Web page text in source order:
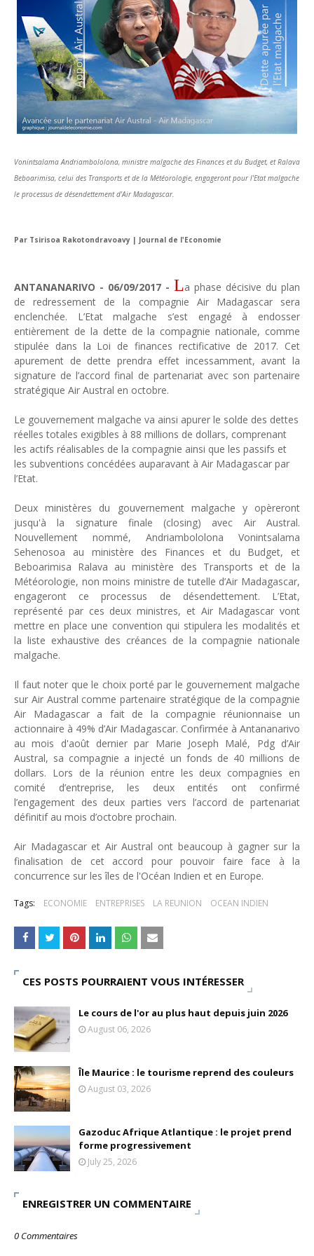
Tsirisoa Edition-Jul 15 2026
Jeux vidéo : Supercell parie sur les studios africains
Unknown-
Jul 13 2026
Intelligence artificielle : le "Sud global" joue sa partition
Unknown
Jul 06 2026
Chine : des investissements à l'étranger plus encadrés
Jul 01 2026
Economie hôtelière : la connectivité comme levier
Unknown-Jun 27 2026
Jun 22 2026
Neutralité carbone : les "Iles Vanille" poussent leurs pions
Unknown-Jun 18 2026
Course à l'IA : Meta envisage une importante levée de fonds
Banques centrales : indépendantes jusqu'où ?
VTC : Yango Group veut accélérer en Afrique
Unknown
- May 22 2026
Marques françaises : Chanel aux sommets de la
Tsirisoa Edition-May 13 2026
Art et médias sociaux : à l'ère de la "présence ciblée"
Unknown-May 09 2026
Unknown-May 03 2026
Economie : quand le roi dollar grince
Unknown- Apr 26 2026
Tourisme : le Maroc confirme sa vitalité
VonintsalamaAndriambololona, ministre malgache des Finances et du Budget, et Ralava
Beboarimisa, celui des Transports et de la Météorologie, engageront pour l'Etat malgache
le processus de désendettement d'Air Madagascar.
Par Tsirisoa Rakotondravoavy | Journal de l'Economie
ANTANANARIVO - 06/09/2017 - La phase décisive du plan
de redressement de la compagnie Air Madagascar sera
enclenchée. L’Etat malgache s’est engagé à endosser
entièrement de la dette de la compagnie nationale, comme
stipulée dans la Loi de finances rectificative de 2017. Cet
apurement de dette prendra effet incessamment, avant la
signature de l’accord final de partenariat avec son partenaire
stratégique Air Austral en octobre.
Le gouvernement malgache va ainsi apurer le solde des dettes
réelles totales exigibles à 88 millions de dollars, comprenant
les actifs réalisables de la compagnie ainsi que les passifs et
les subventions concédées auparavant à Air Madagascar par
l’Etat.
Deux ministères du gouvernement malgache y opèreront
jusqu'à la signature finale (closing) avec Air Austral.
Nouvellement nommé, Andriambololona Vonintsalama
Sehenosoa au ministère des Finances et du Budget, et
Beboarimisa Ralava au ministère des Transports et de la
Météorologie, non moins ministre de tutelle d’Air Madagascar,
engageront ce processus de désendettement. L’Etat,
représenté par ces deux ministres, et Air Madagascar vont
mettre en place une convention qui stipulera les modalités et
la liste exhaustive des créances de la compagnie nationale
malgache.
Il faut noter que le choix porté par le gouvernement malgache
sur Air Austral comme partenaire stratégique de la compagnie
Air Madagascar a fait de la compagnie réunionnaise un
actionnaire à 49% d’Air Madagascar. Confirmée à Antananarivo
au mois d'août dernier par Marie Joseph Malé, Pdg d’Air
Austral, sa compagnie a injecté un fonds de 40 millions de
dollars. Lors de la réunion entre les deux compagnies en
comité d’entreprise, les deux entités ont confirmé
l’engagement des deux parties vers l’accord de partenariat
définitif au mois d’octobre prochain.
Air Madagascar et Air Austral ont beaucoup à gagner sur la
finalisation de cet accord pour pouvoir faire face à la
concurrence sur les îles de l'Océan Indien et en Europe.
Tags: ECONOMIE ENTREPRISES LA REUNION OCEAN INDIEN
CES POSTS POURRAIENT VOUS INTÉRESSER
Le cours de l'or au plus haut depuis juin 2026
August 06, 2026
Île Maurice : le tourisme reprend des couleurs
August 03, 2026
Gazoduc Afrique Atlantique : le projet prend
forme progressivement
July 25, 2026
ENREGISTRER UN COMMENTAIRE
0 Commentaires